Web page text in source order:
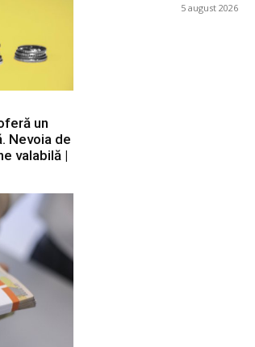
un
Nevoia de
valabilă |
5 august 2026